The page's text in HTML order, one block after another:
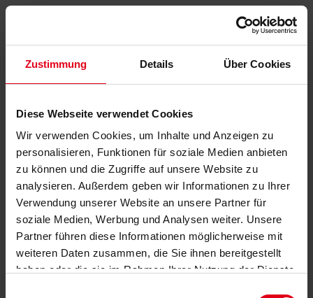
Zustimmung Details Über Cookies
Diese Webseite verwendet Cookies
Wir verwenden Cookies, um Inhalte und Anzeigen zu
personalisieren, Funktionen für soziale Medien anbieten
zu können und die Zugriffe auf unsere Website zu
analysieren. Außerdem geben wir Informationen zu Ihrer
Verwendung unserer Website an unsere Partner für
soziale Medien, Werbung und Analysen weiter. Unsere
Partner führen diese Informationen möglicherweise mit
weiteren Daten zusammen, die Sie ihnen bereitgestellt
haben oder die sie im Rahmen Ihrer Nutzung der Dienste